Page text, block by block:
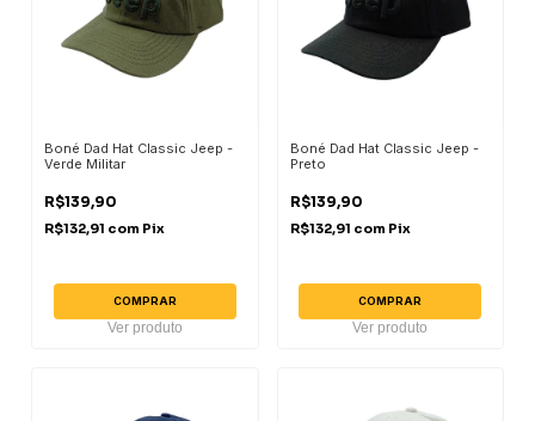
Boné Dad Hat Classic Jeep -
Verde Militar
R$139,90
R$132,91 com Pix
COMPRAR
Ver produto
Boné Dad Hat Classic Jeep -
Preto
R$139,90
R$132,91 com Pix
COMPRAR
Ver produto